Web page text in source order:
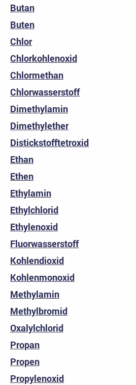
Butan
Buten
Chlor
Chlorkohlenoxid
Chlormethan
Chlorwasserstoff
Dimethylamin
Dimethylether
Distickstofftetroxid
Ethan
Ethen
Ethylamin
Ethylchlorid
Ethylenoxid
Fluorwasserstoff
Kohlendioxid
Kohlenmonoxid
Methylamin
Methylbromid
Oxalylchlorid
Propan
Propen
Propylenoxid